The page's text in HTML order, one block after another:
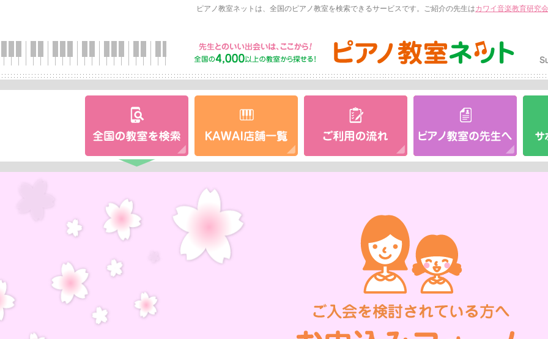
ピアノ教室ネットは、全国のピアノ教室を検索できるサービスです。ご紹介の先生はカワイ音楽教育研究会